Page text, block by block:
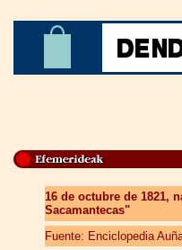
16 de octubre de 1821,
Sacamantecas"
Fuente: Enciclopedia